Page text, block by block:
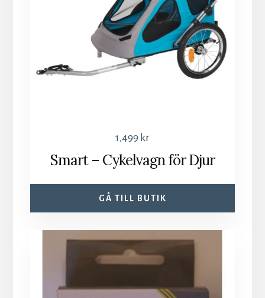
1,499 kr
Smart – Cykelvagn för Djur
GÅ TILL BUTIK